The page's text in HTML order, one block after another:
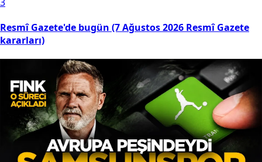
Resmî Gazete'de bugün (7 Ağustos 2026 Resmî Gazete
kararları)